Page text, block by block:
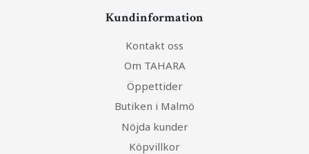
Kundinformation
Kontakt oss
Om TAHARA
Öppettider
Butiken i Malmö
Nöjda kunder
Köpvillkor